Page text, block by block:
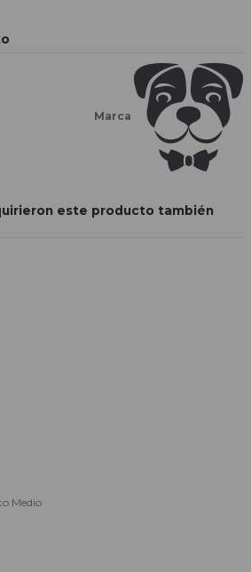
Marca
este producto también
Medio